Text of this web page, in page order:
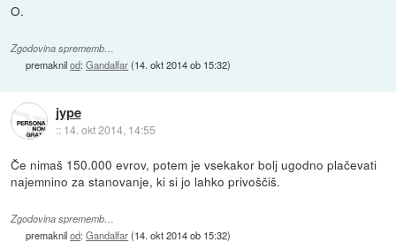
O.
Zgodovina sprememb…
premaknilod:Gandalfar(14. okt 2014 ob 15:32)
jype
:: 14. okt 2014, 14:55
Če nimaš 150.000 evrov, potem je vsekakor bolj ugodno plačevati
najemnino za stanovanje, ki si jo lahko privoščiš.
Zgodovina sprememb…
premaknilod:Gandalfar(14. okt 2014 ob 15:32)